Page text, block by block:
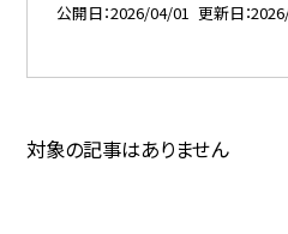
公開日 2026/04/01 更新日
対象の記事はありません